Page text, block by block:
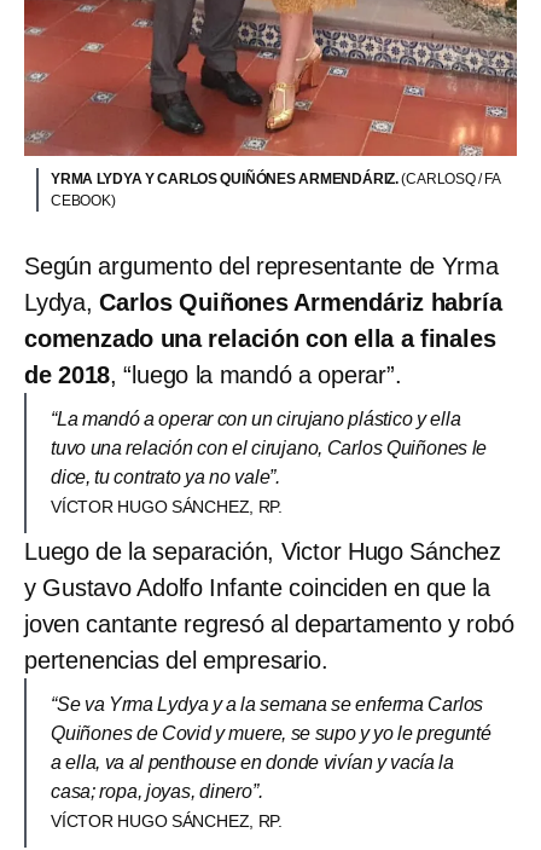
YRMA LYDYA Y CARLOS QUIÑÓNES ARMENDÁRIZ.(CARLOSQ / FA
CEBOOK)
Según argumento del representante de Yrma
Lydya,Carlos Quiñones Armendáriz habría
comenzado una relación con ella a finales
de 2018, “luego la mandó a operar”.
“La mandó a operar con un cirujano plástico y ella
tuvo una relación con el cirujano, Carlos Quiñones le
dice, tu contrato ya no vale”.
VÍCTOR HUGO SÁNCHEZ, RP.
Luego de la separación, Victor Hugo Sánchez
y Gustavo Adolfo Infante coinciden en que la
joven cantante regresó al departamento y robó
pertenencias del empresario.
“Se va Yrma Lydya y a la semana se enferma Carlos
Quiñones de Covid y muere, se supo y yo le pregunté
a ella, va al penthouse en donde vivían y vacía la
casa; ropa, joyas, dinero”.
VÍCTOR HUGO SÁNCHEZ, RP.